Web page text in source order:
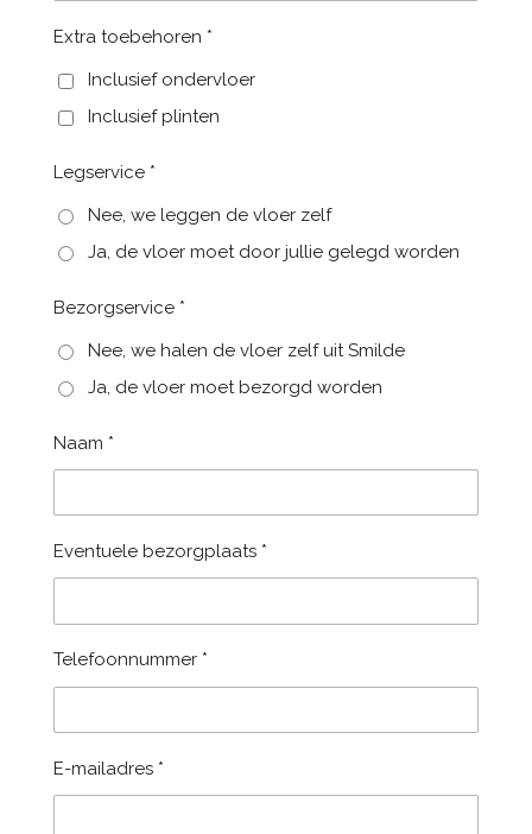
Extra toebehoren *
Inclusief ondervloer
Inclusief plinten
Legservice *
Nee, we leggen de vloer zelf
Ja, de vloer moet door jullie gelegd worden
Bezorgservice *
Nee, we halen de vloer zelf uit Smilde
Ja, de vloer moet bezorgd worden
Naam *
Eventuele bezorgplaats *
Telefoonnummer *
E-mailadres *